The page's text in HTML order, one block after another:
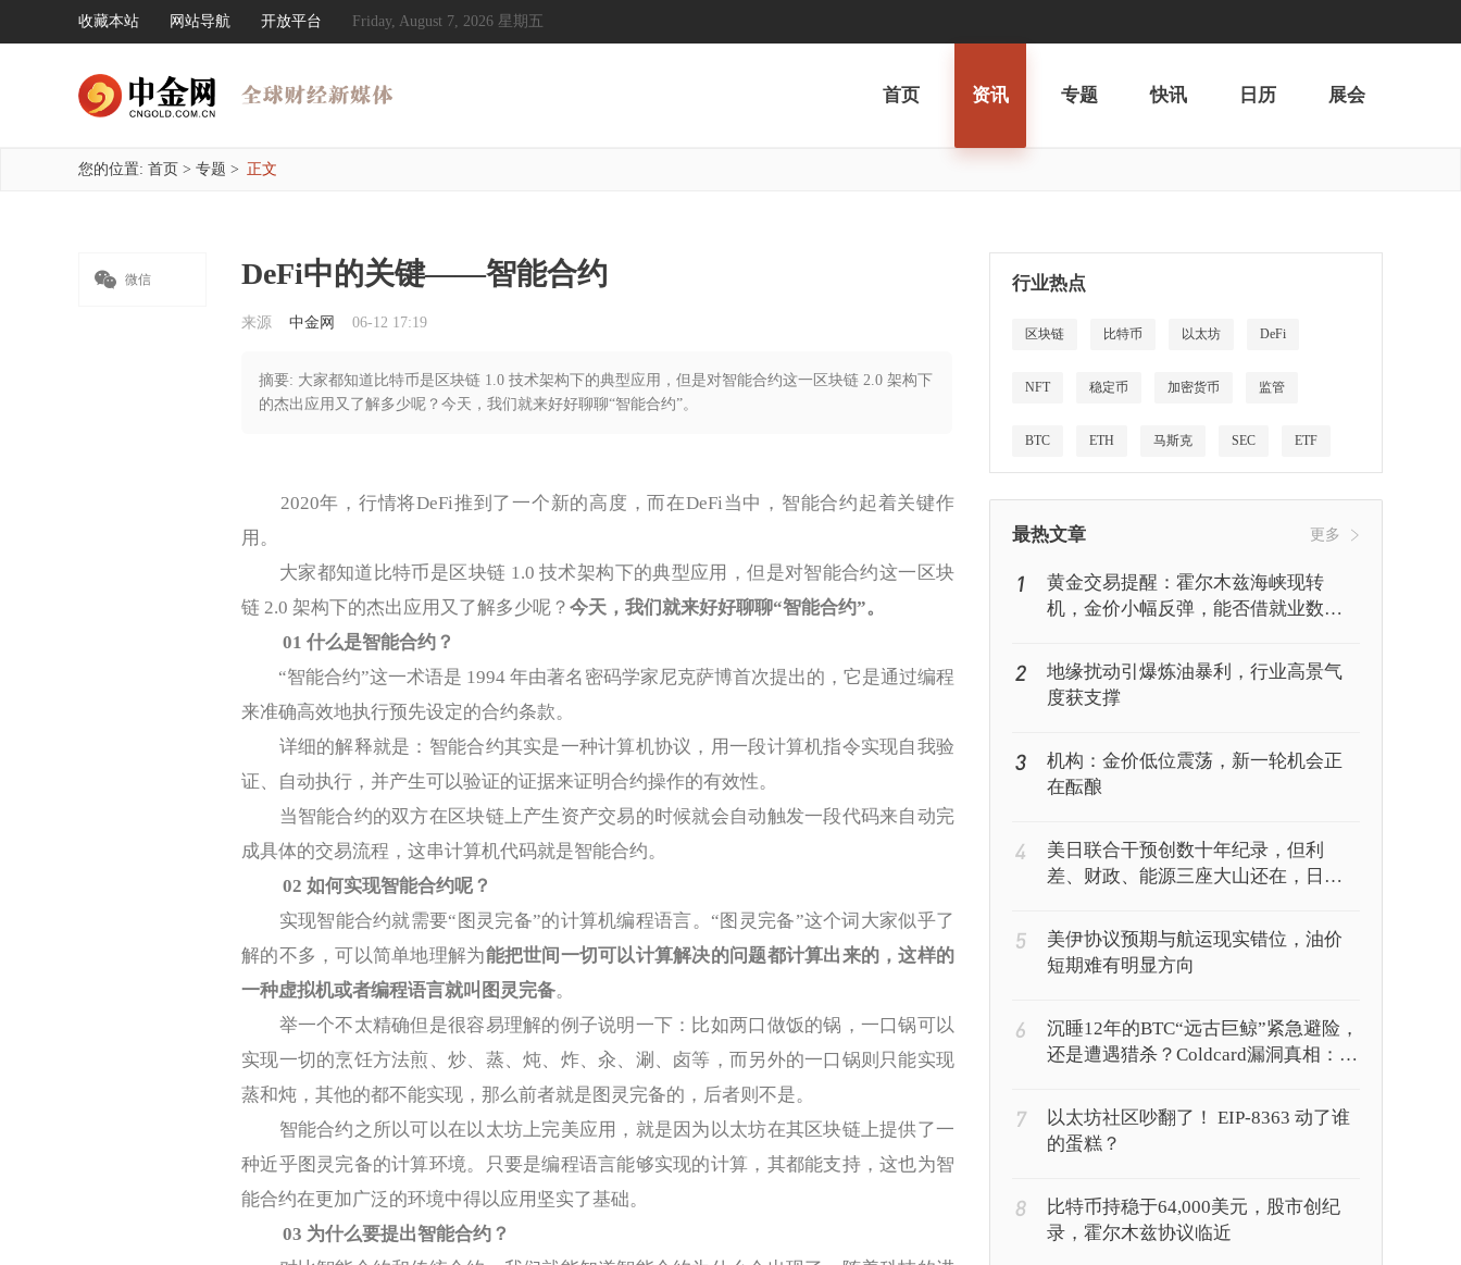
收藏本站 网站导航 开放平台 Friday, August 7, 2026 星期五
首页 资讯 专题 快讯 日历 展会
您的位置: 首页 > 专题 > 正文
 微信 DeFi中的关键——智能合约
来源 中金网 06-12 17:19
摘要: 大家都知道比特币是区块链 1.0 技术架构下的典型应用，但是对智能合约这一区块链 2.0 架构下
的杰出应用又了解多少呢？今天，我们就来好好聊聊“智能合约”。
2020年，行情将DeFi推到了一个新的高度，而在DeFi当中，智能合约起着关键作
用。
大家都知道比特币是区块链 1.0 技术架构下的典型应用，但是对智能合约这一区块
链 2.0 架构下的杰出应用又了解多少呢？ 今天，我们就来好好聊聊“智能合约”。
01 什么是智能合约？
“智能合约”这一术语是 1994 年由著名密码学家尼克萨博首次提出的，它是通过编程
来准确高效地执行预先设定的合约条款。
详细的解释就是：智能合约其实是一种计算机协议，用一段计算机指令实现自我验
证、自动执行，并产生可以验证的证据来证明合约操作的有效性。
当智能合约的双方在区块链上产生资产交易的时候就会自动触发一段代码来自动完
成具体的交易流程，这串计算机代码就是智能合约。
02 如何实现智能合约呢？
实现智能合约就需要“图灵完备”的计算机编程语言。“图灵完备”这个词大家似乎了
解的不多，可以简单地理解为能把世间一切可以计算解决的问题都计算出来的，这样的
一种虚拟机或者编程语言就叫图灵完备。
举一个不太精确但是很容易理解的例子说明一下：比如两口做饭的锅，一口锅可以
实现一切的烹饪方法煎、炒、蒸、炖、炸、汆、涮、卤等，而另外的一口锅则只能实现
蒸和炖，其他的都不能实现，那么前者就是图灵完备的，后者则不是。
智能合约之所以可以在以太坊上完美应用，就是因为以太坊在其区块链上提供了一
种近乎图灵完备的计算环境。只要是编程语言能够实现的计算，其都能支持，这也为智
能合约在更加广泛的环境中得以应用坚实了基础。
03 为什么要提出智能合约？
行业热点
区块链 比特币 以太坊 DeFi
NFT 稳定币 加密货币 监管
BTC ETH 马斯克 SEC ETF
最热文章 更多
1
黄金交易提醒：霍尔木兹海峡现转
机，金价小幅反弹，能否借就业数据
2
地缘扰动引爆炼油暴利，行业高景气
度获支撑
3
机构：金价低位震荡，新一轮机会正
在酝酿
4
美日联合干预创数十年纪录，但利
差、财政、能源三座大山还在，日元
5
美伊协议预期与航运现实错位，油价
短期难有明显方向
6
沉睡12年的BTC“远古巨鲸”紧急避险，
还是遭遇猎杀？Coldcard漏洞真相：你
7
以太坊社区吵翻了！ EIP-8363 动了谁
的蛋糕？
8
比特币持稳于64,000美元，股市创纪
录，霍尔木兹协议临近